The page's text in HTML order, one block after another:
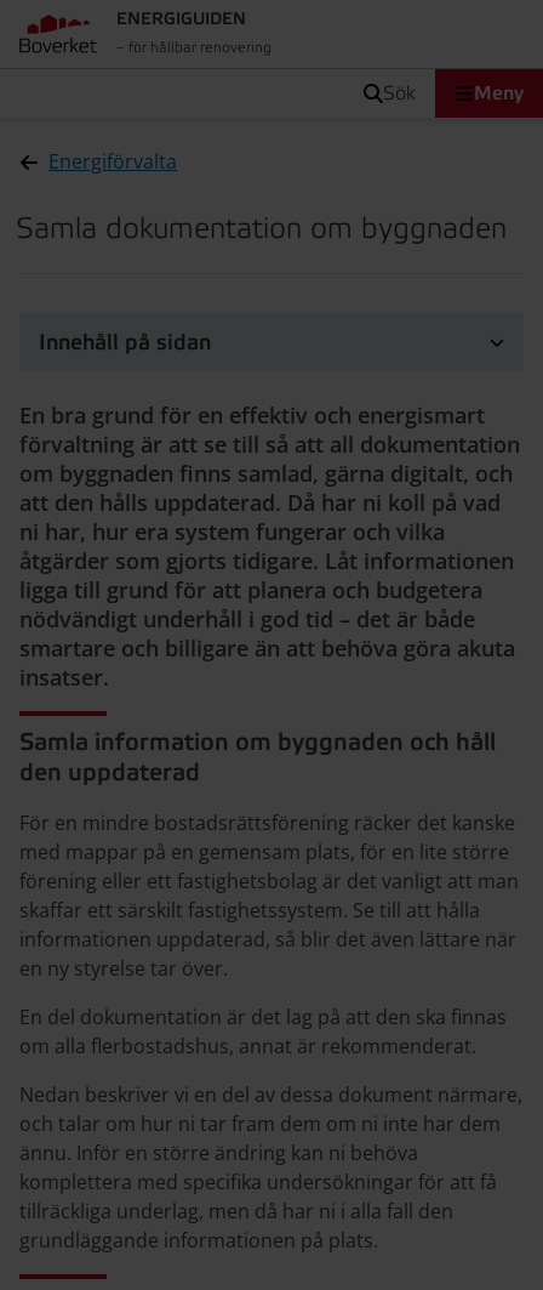
ENERGIGUIDEN
– för hållbar renovering
sök Meny
Energiförvalta
Samla dokumentation om byggnaden
Innehåll på sidan
En bra grund för en effektiv och energismart
förvaltning är att se till så att all dokumentation
om byggnaden finns samlad, gärna digitalt, och
att den hålls uppdaterad. Då har ni koll på vad
ni har, hur era system fungerar och vilka
åtgärder som gjorts tidigare. Låt informationen
ligga till grund för att planera och budgetera
nödvändigt underhåll i god tid – det är både
smartare och billigare än att behöva göra akuta
insatser.
Samla information om byggnaden och håll
den uppdaterad
För en mindre bostadsrättsförening räcker det kanske
med mappar på en gemensam plats, för en lite större
förening eller ett fastighetsbolag är det vanligt att man
skaffar ett särskilt fastighetssystem. Se till att hålla
informationen uppdaterad, så blir det även lättare när
en ny styrelse tar över.
En del dokumentation är det lag på att den ska finnas
om alla flerbostadshus, annat är rekommenderat.
Nedan beskriver vi en del av dessa dokument närmare,
och talar om hur ni tar fram dem om ni inte har dem
ännu. Inför en större ändring kan ni behöva
komplettera med specifika undersökningar för att få
tillräckliga underlag, men då har ni i alla fall den
grundläggande informationen på plats.